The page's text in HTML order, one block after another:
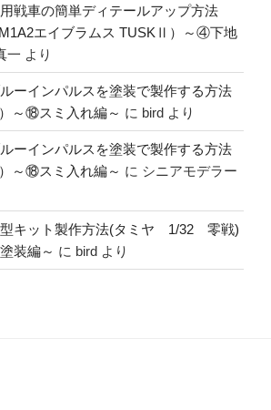
用戦車の簡単ディテールアップ方法
エイブラムス TUSKⅡ）～④下地
一 より
ルーインパルスを塗装で製作する方法
～⑱スミ入れ編～ に bird より
ルーインパルスを塗装で製作する方法
～⑱スミ入れ編～ に シニアモデラー
型キット製作方法(タミヤ 1/32 零戦)
装編～ に bird より